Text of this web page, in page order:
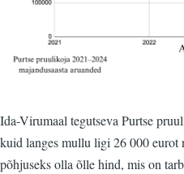
Ida-Virumaal tegutseva Purtse
kuid langes mullu ligi 26 000 eurot
põhjuseks olla õlle hind, mis on